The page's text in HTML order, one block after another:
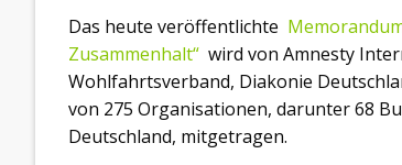
Das heute veröffentlichte
Zusammenhalt“ wird von Amnesty
Wohlfahrtsverband, Diakonie
von 275 Organisationen, darunter 68
Deutschland, mitgetragen.